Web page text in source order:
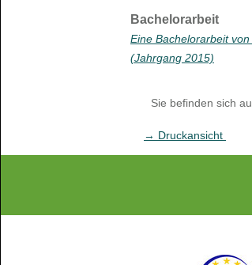
Bachelorarbeit
Eine Bachelorarbeit
(Jahrgang 2015)
Sie befinden sich
→ Druckansicht